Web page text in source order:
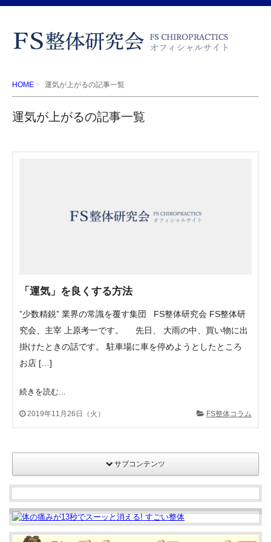
HOME 運気が上がるの記事一覧
運気が上がるの記事一覧
「運気」を良くする方法
”少数精鋭” 業界の常識を覆す集団 FS整体研究会 FS整体研
究会、主宰 上原考一です。 先日、 大雨の中、買い物に出
掛けたときの話です。 駐車場に車を停めようとしたところ
お店 […]
続きを読む...
2019年11月26日（火） FS整体コラム
サブコンテンツ